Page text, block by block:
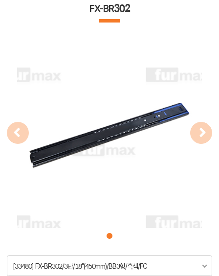
FX-BR302
[33480] FX-BR302/3단/18"(450mm)/BB3형/흑색/FC